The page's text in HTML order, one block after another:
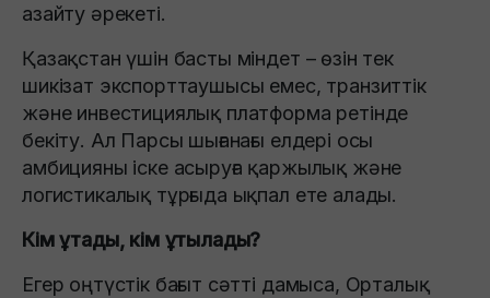
азайту әрекеті.
Қазақстан үшін басты міндет – өзін тек
шикізат экспорттаушысы емес, транзиттік
және инвестициялық платформа ретінде
бекіту. Ал Парсы шығанағы елдері осы
амбицияны іске асыруға қаржылық және
логистикалық тұрғыда ықпал ете алады.
Кім ұтады, кім ұтылады?
Егер оңтүстік бағыт сәтті дамыса, Орталық